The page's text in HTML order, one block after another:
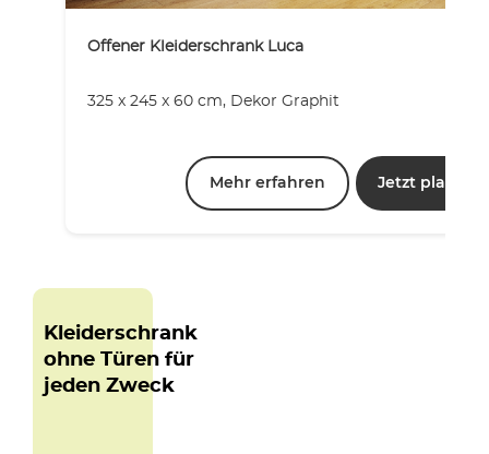
Offener Kleiderschrank Luca
325 x 245 x 60 cm, Dekor Graphit
Mehr erfahren Jetzt planen
Kleiderschrank
ohne Türen für
jeden Zweck